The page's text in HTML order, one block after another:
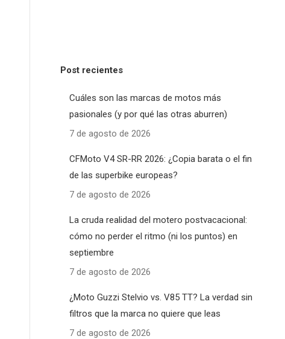
Post recientes
Cuáles son las marcas de motos más
pasionales (y por qué las otras aburren)
7 de agosto de 2026
CFMoto V4 SR-RR 2026: ¿Copia barata o el fin
de las superbike europeas?
7 de agosto de 2026
La cruda realidad del motero postvacacional:
cómo no perder el ritmo (ni los puntos) en
septiembre
7 de agosto de 2026
¿Moto Guzzi Stelvio vs. V85 TT? La verdad sin
filtros que la marca no quiere que leas
7 de agosto de 2026